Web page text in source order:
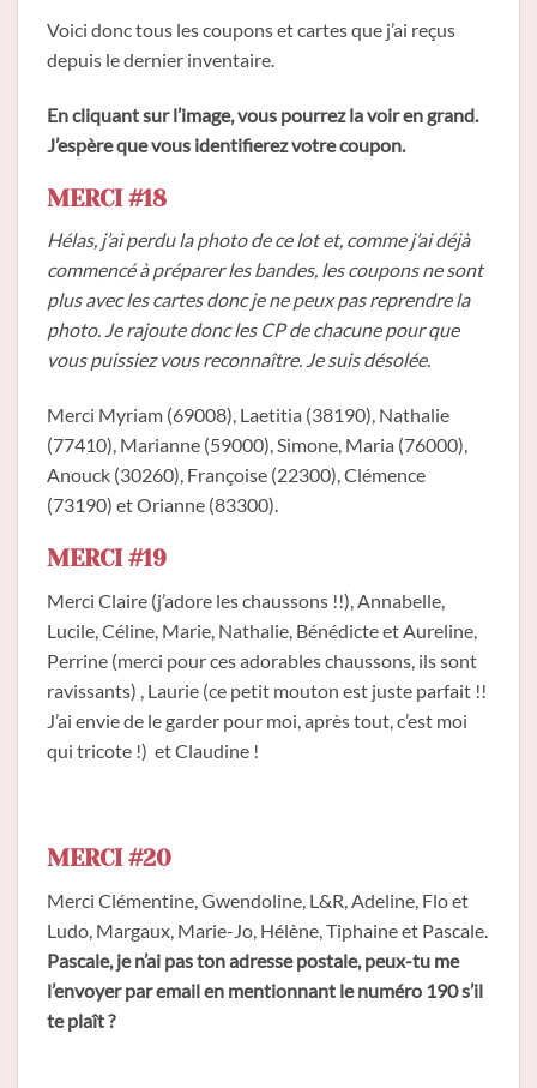
Voici donc tous les coupons et cartes que j’ai reçus
depuis le dernier inventaire.
En cliquant sur l’image, vous pourrez la voir en grand.
J’espère que vous identifierez votre coupon.
MERCI #18
Hélas, j’ai perdu la photo de ce lot et, comme j’ai déjà
commencé à préparer les bandes, les coupons ne sont
plus avec les cartes donc je ne peux pas reprendre la
photo. Je rajoute donc les CP de chacune pour que
vous puissiez vous reconnaître. Je suis désolée.
Merci Myriam (69008), Laetitia (38190), Nathalie
(77410), Marianne (59000), Simone, Maria (76000),
Anouck (30260), Françoise (22300), Clémence
(73190) et Orianne (83300).
MERCI #19
Merci Claire (j’adore les chaussons !!), Annabelle,
Lucile, Céline, Marie, Nathalie, Bénédicte et Aureline,
Perrine (merci pour ces adorables chaussons, ils sont
ravissants) , Laurie (ce petit mouton est juste parfait !!
J’ai envie de le garder pour moi, après tout, c’est moi
qui tricote !) et Claudine !
MERCI #20
Merci Clémentine, Gwendoline, L&R, Adeline, Flo et
Ludo, Margaux, Marie-Jo, Hélène, Tiphaine et Pascale.
Pascale, je n’ai pas ton adresse postale, peux-tu me
l’envoyer par email en mentionnant le numéro 190 s’il
te plaît ?